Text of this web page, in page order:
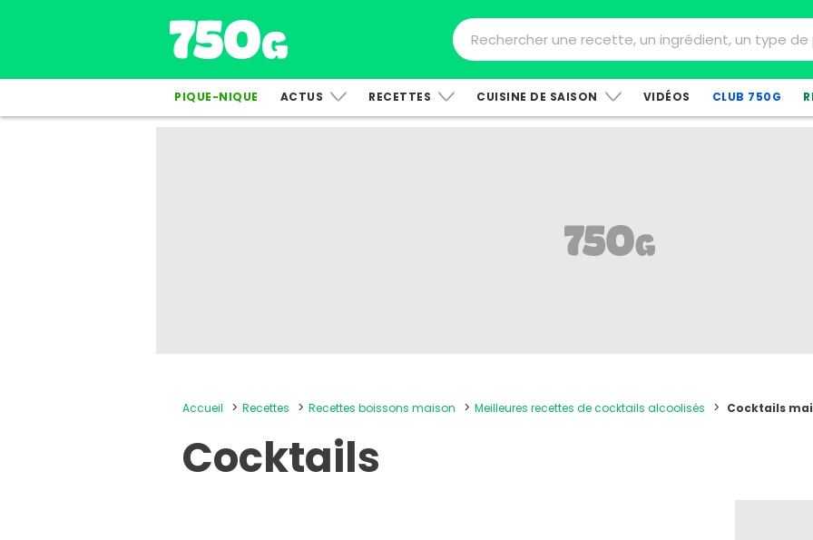
PIQUE-NIQUE ACTUS RECETTES CUISINE DE SAISON VIDÉOS CLUB 750G
Accueil Recettes Recettes boissons maison Meilleures recettes de cocktails alcoolisés Cocktails
Cocktails